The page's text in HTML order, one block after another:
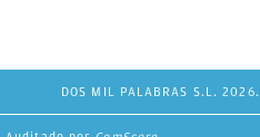
DOS MIL PALABRAS S.L. 2026.